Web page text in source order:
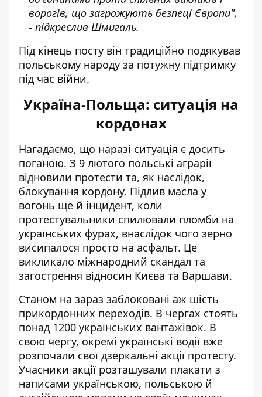
ворогів, що загрожують безпеці Європи",
- підкреслив Шмигаль.
Під кінець посту він традиційно подякував
польському народу за потужну підтримку
під час війни.
Україна-Польща: ситуація на
кордонах
Нагадаємо, що наразі ситуація є досить
поганою. З 9 лютого польські аграрії
відновили протести та, як наслідок,
блокування кордону. Підлив масла у
вогонь ще й інцидент, коли
протестувальники спилювали пломби на
українських фурах, внаслідок чого зерно
висипалося просто на асфальт. Це
викликало міжнародний скандал та
загострення відносин Києва та Варшави.
Станом на зараз заблоковані аж шість
прикордонних переходів. В чергах стоять
понад 1200 українських вантажівок. В
свою чергу, окремі українські водії вже
розпочали свої дзеркальні акції протесту.
Учасники акції розташували плакати з
написами українською, польською й